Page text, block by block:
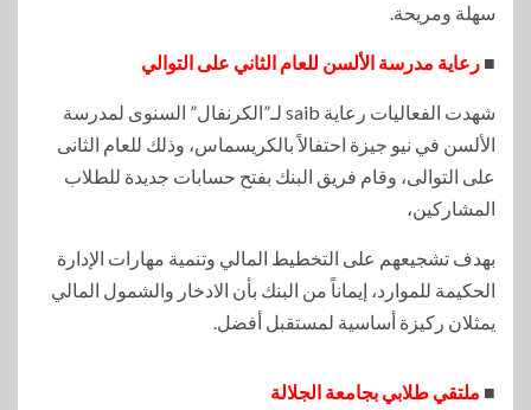
سهلة ومريحة.
■ رعاية مدرسة الألسن للعام الثاني على التوالي
شهدت الفعاليات رعاية saib لـ”الكرنفال” السنوى لمدرسة
الألسن في نيو جيزة احتفالاً بالكريسماس، وذلك للعام الثانى
على التوالى، وقام فريق البنك بفتح حسابات جديدة للطلاب
المشاركين،
بهدف تشجيعهم على التخطيط المالي وتنمية مهارات الإدارة
الحكيمة للموارد، إيماناً من البنك بأن الادخار والشمول المالي
يمثلان ركيزة أساسية لمستقبل أفضل.
■ ملتقي طلابي بجامعة الجلالة